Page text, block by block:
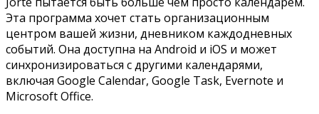
Эта программа хочет стать организационным
центром вашей жизни, дневником каждодневных
событий. Она доступна на Android и iOS и может
синхронизироваться с другими календарями,
включая Google Calendar, Google Task, Evernote и
Microsoft Office.